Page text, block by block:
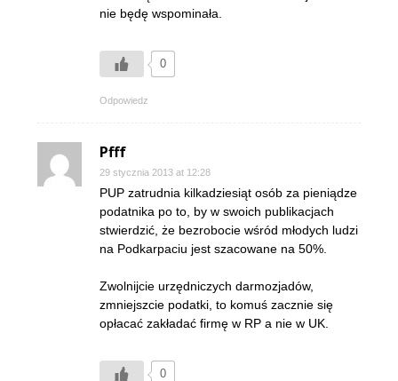
nie będę wspominała.
0
Odpowiedz
Pfff
29 stycznia 2013 at 12:28
PUP zatrudnia kilkadziesiąt osób za pieniądze
podatnika po to, by w swoich publikacjach
stwierdzić, że bezrobocie wśród młodych ludzi
na Podkarpaciu jest szacowane na 50%.
Zwolnijcie urzędniczych darmozjadów,
zmniejszcie podatki, to komuś zacznie się
opłacać zakładać firmę w RP a nie w UK.
0